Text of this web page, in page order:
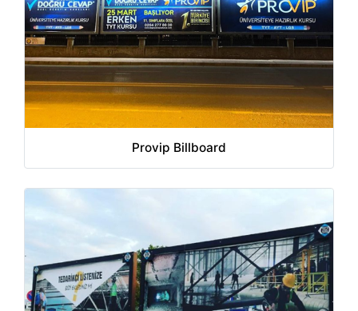
Provip Billboard